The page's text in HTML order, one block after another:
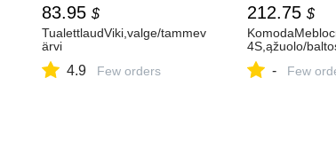
83.95 $
TualettlaudViki,valge/tammev
ärvi
4.9 Few orders
212.75 $
4S,ąžuolo/
- Few